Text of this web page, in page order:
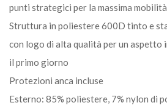
punti strategici per la massima mobilità
Struttura in poliestere 600D tinto e
con logo di alta qualità per un aspetto
il primo giorno
Protezioni anca incluse
Esterno: 85% poliestere, 7% nylon di